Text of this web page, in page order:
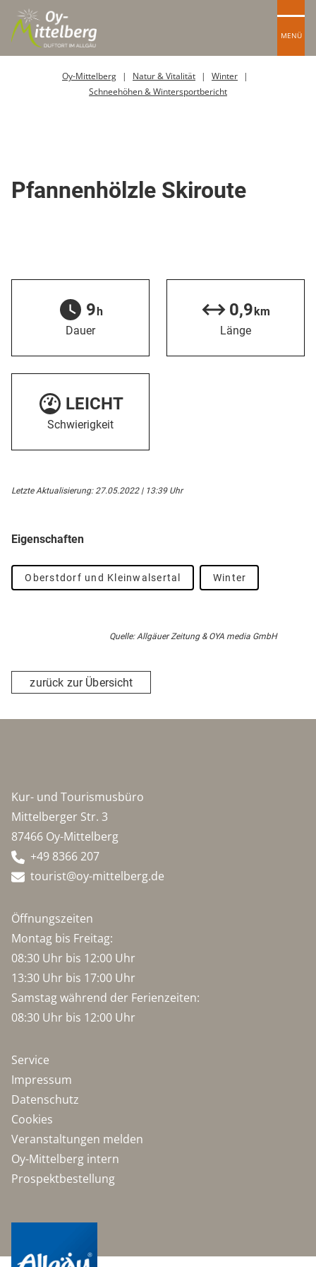
MENÜ
Oy-Mittelberg Natur & Vitalität
Winter
Schneehöhen & Wintersportbericht
Pfannenhölzle Skiroute
9h
Dauer
0,9km
Länge
LEICHT
Schwierigkeit
Letzte Aktualisierung: 27.05.2022 | 13:39 Uhr
Eigenschaften
Oberstdorf und Kleinwalsertal Winter
Quelle: Allgäuer Zeitung & OYA media GmbH
zurück zur Übersicht
Kur- und Tourismusbüro
Mittelberger Str. 3
87466 Oy-Mittelberg
+49 8366 207
tourist@oy-mittelberg.de
Öffnungszeiten
Montag bis Freitag:
08:30 Uhr bis 12:00 Uhr
13:30 Uhr bis 17:00 Uhr
Samstag während der Ferienzeiten:
08:30 Uhr bis 12:00 Uhr
Service
Impressum
Datenschutz
Cookies
Veranstaltungen melden
Oy-Mittelberg intern
Prospektbestellung